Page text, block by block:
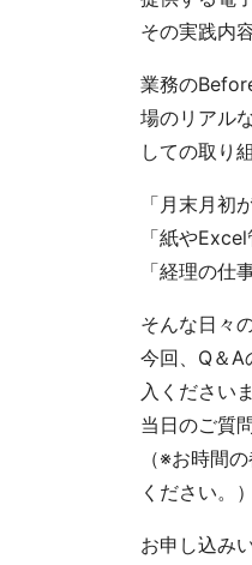
その実践内
業務の
場のリアル
しての取り
「月末月初
「紙や
「経理の仕
そんな日々
今回、Q＆A
入ください
当日のご質
（※お時間
ください。）
お申し込み